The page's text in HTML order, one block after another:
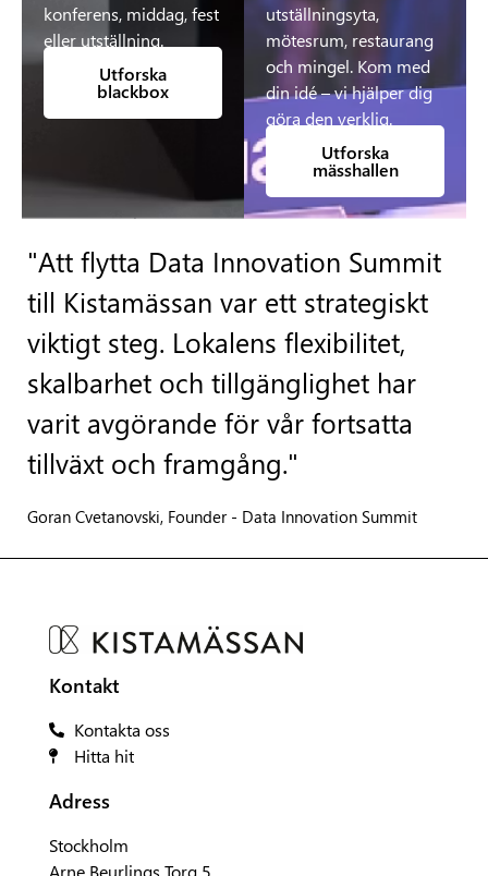
konferens, middag, fest
eller utställning.
Utforska
blackbox
utställningsyta,
mötesrum, restaurang
och mingel. Kom med
din idé – vi hjälper dig
göra den verklig.
Utforska
mässhallen
"Att flytta Data Innovation Summit
till Kistamässan var ett strategiskt
viktigt steg. Lokalens flexibilitet,
skalbarhet och tillgänglighet har
varit avgörande för vår fortsatta
tillväxt och framgång."
Goran Cvetanovski, Founder - Data Innovation Summit
Kontakt
Kontakta oss
Hitta hit
Adress
Stockholm